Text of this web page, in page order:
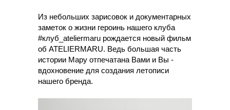
Из небольших зарисовок и документарных
заметок о жизни героинь нашего клуба
#клуб_ateliermaru рождается новый фильм
об ATELIERMARU. Ведь большая часть
истории Мару отпечатана Вами и Вы -
вдохновение для создания летописи
нашего бренда.